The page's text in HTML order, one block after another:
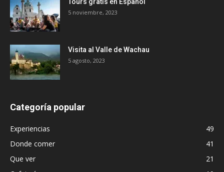
5 noviembre, 2023
Visita al Valle de Wachau
5 agosto, 2023
Categoría popular
Experiencias
49
Donde comer
41
Que ver
21